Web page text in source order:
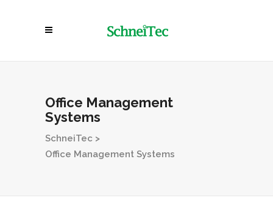
Office Management
Systems
SchneiTec >
Office Management Systems